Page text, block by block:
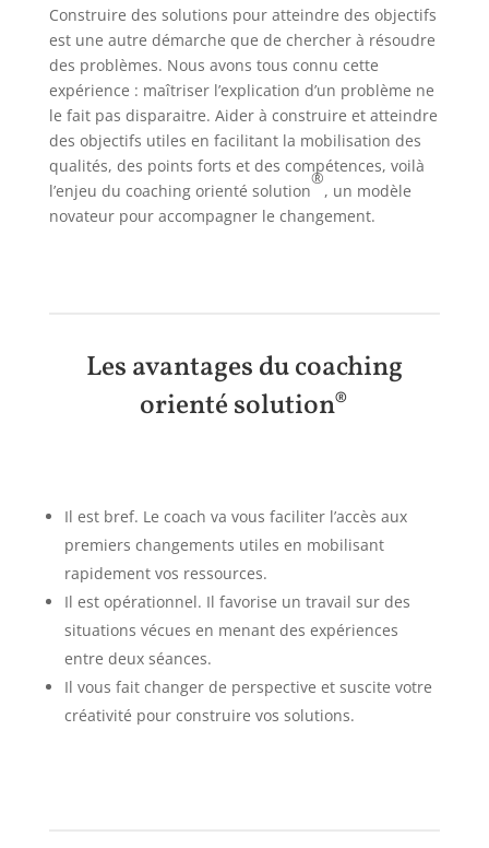
Construire des solutions pour atteindre des objectifs
est une autre démarche que de chercher à résoudre
des problèmes. Nous avons tous connu cette
expérience : maîtriser l’explication d’un problème ne
le fait pas disparaitre. Aider à construire et atteindre
des objectifs utiles en facilitant la mobilisation des
qualités, des points forts et des compétences, voilà
l’enjeu du coaching orienté solution
®
, un modèle
novateur pour accompagner le changement.
Les avantages du coaching
orienté solution®
Il est bref. Le coach va vous faciliter l’accès aux
premiers changements utiles en mobilisant
rapidement vos ressources.
Il est opérationnel. Il favorise un travail sur des
situations vécues en menant des expériences
entre deux séances.
Il vous fait changer de perspective et suscite votre
créativité pour construire vos solutions.